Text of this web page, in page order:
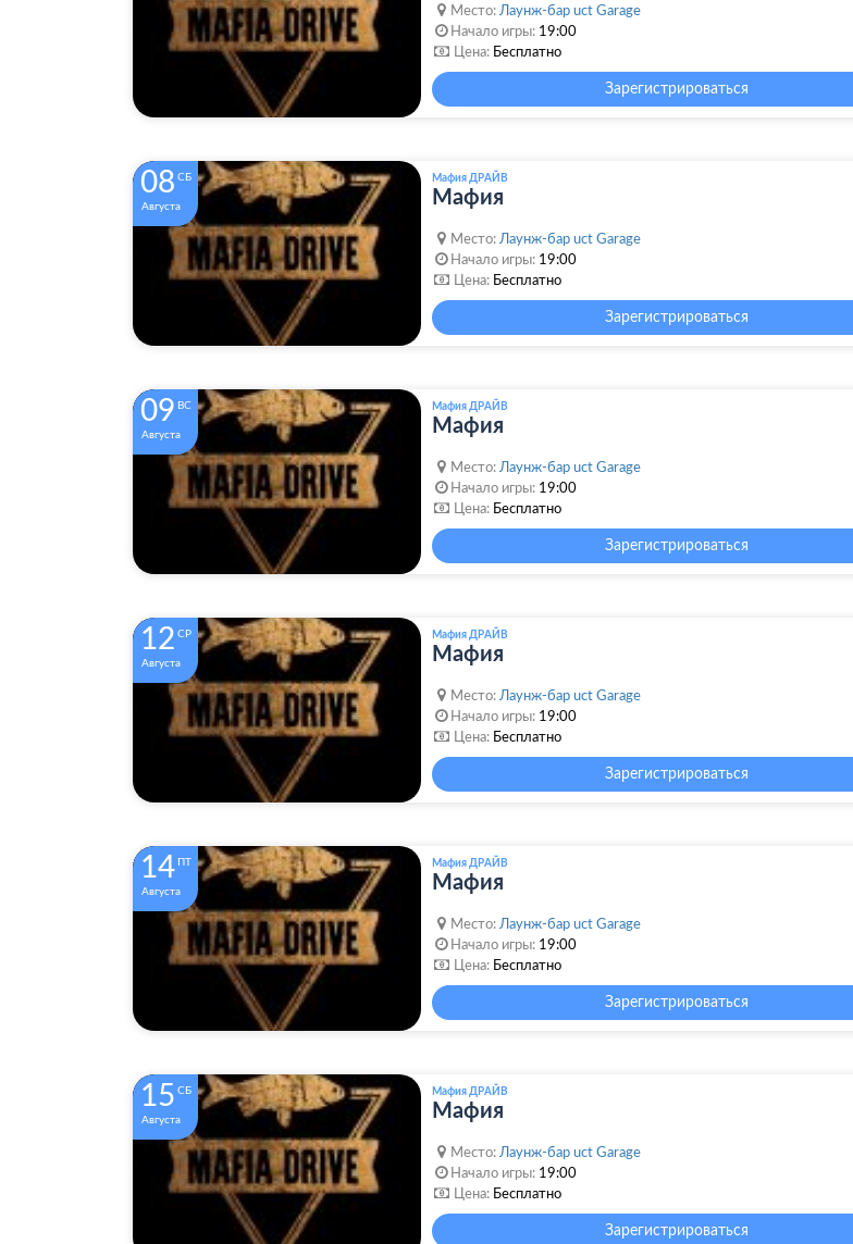
Место: Лаунж-бар uct Garage
Начало игры: 19:00
Цена: Бесплатно
Зарегистрироваться
08 СБ
Августа
Мафия ДРАЙВ
Мафия
Место: Лаунж-бар uct Garage
Начало игры: 19:00
Цена: Бесплатно
Зарегистрироваться
09 ВС
Августа
Мафия ДРАЙВ
Мафия
Место: Лаунж-бар uct Garage
Начало игры: 19:00
Цена: Бесплатно
Зарегистрироваться
12 СР
Августа
Мафия ДРАЙВ
Мафия
Место: Лаунж-бар uct Garage
Начало игры: 19:00
Цена: Бесплатно
Зарегистрироваться
14 ПТ
Августа
Мафия ДРАЙВ
Мафия
Место: Лаунж-бар uct Garage
Начало игры: 19:00
Цена: Бесплатно
Зарегистрироваться
15 СБ
Августа
Мафия ДРАЙВ
Мафия
Место: Лаунж-бар uct Garage
Начало игры: 19:00
Цена: Бесплатно
Зарегистрироваться